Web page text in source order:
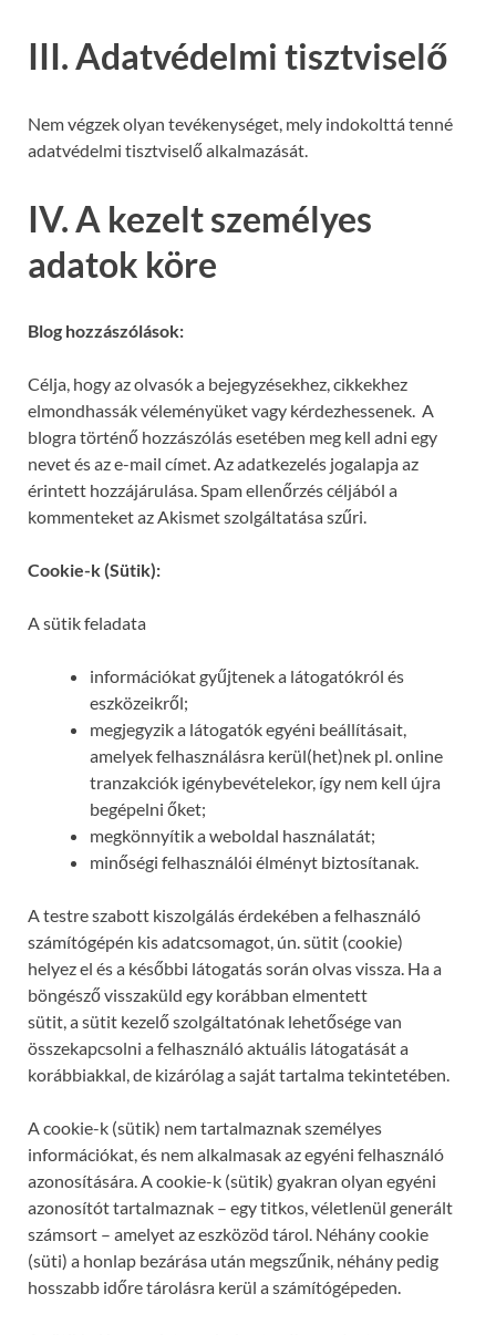
III. Adatvédelmi tisztviselő
Nem végzek olyan tevékenységet, mely indokolttá tenné
adatvédelmi tisztviselő alkalmazását.
IV. A kezelt személyes
adatok köre
Blog hozzászólások:
Célja, hogy az olvasók a bejegyzésekhez, cikkekhez
elmondhassák véleményüket vagy kérdezhessenek. A
blogra történő hozzászólás esetében meg kell adni egy
nevet és az e-mail címet. Az adatkezelés jogalapja az
érintett hozzájárulása. Spam ellenőrzés céljából a
kommenteket az Akismet szolgáltatása szűri.
Cookie-k (Sütik):
A sütik feladata
információkat gyűjtenek a látogatókról és
eszközeikről;
megjegyzik a látogatók egyéni beállításait,
amelyek felhasználásra kerül(het)nek pl. online
tranzakciók igénybevételekor, így nem kell újra
begépelni őket;
megkönnyítik a weboldal használatát;
minőségi felhasználói élményt biztosítanak.
A testre szabott kiszolgálás érdekében a felhasználó
számítógépén kis adatcsomagot, ún. sütit (cookie)
helyez el és a későbbi látogatás során olvas vissza. Ha a
böngésző visszaküld egy korábban elmentett
sütit, a sütit kezelő szolgáltatónak lehetősége van
összekapcsolni a felhasználó aktuális látogatását a
korábbiakkal, de kizárólag a saját tartalma tekintetében.
A cookie-k (sütik) nem tartalmaznak személyes
információkat, és nem alkalmasak az egyéni felhasználó
azonosítására. A cookie-k (sütik) gyakran olyan egyéni
azonosítót tartalmaznak – egy titkos, véletlenül generált
számsort – amelyet az eszközöd tárol. Néhány cookie
(süti) a honlap bezárása után megszűnik, néhány pedig
hosszabb időre tárolásra kerül a számítógépeden.